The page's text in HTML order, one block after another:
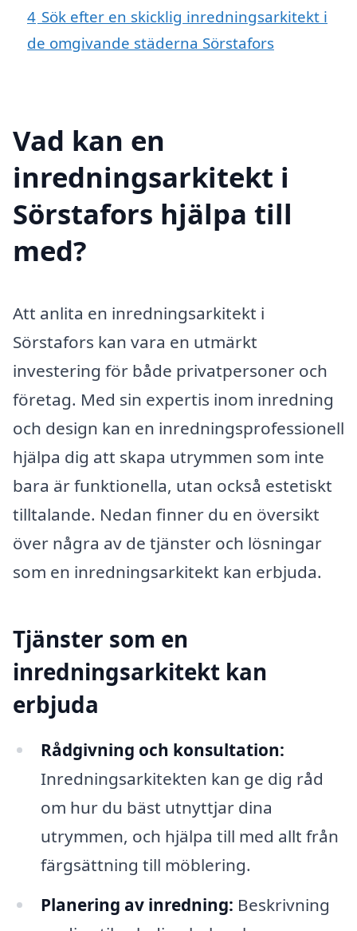
4 Sök efter en skicklig inredningsarkitekt i
de omgivande städerna Sörstafors
Vad kan en
inredningsarkitekt i
Sörstafors hjälpa till
med?
Att anlita en inredningsarkitekt i
Sörstafors kan vara en utmärkt
investering för både privatpersoner och
företag. Med sin expertis inom inredning
och design kan en inredningsprofessionell
hjälpa dig att skapa utrymmen som inte
bara är funktionella, utan också estetiskt
tilltalande. Nedan finner du en översikt
över några av de tjänster och lösningar
som en inredningsarkitekt kan erbjuda.
Tjänster som en
inredningsarkitekt kan
erbjuda
Rådgivning och konsultation:
Inredningsarkitekten kan ge dig råd
om hur du bäst utnyttjar dina
utrymmen, och hjälpa till med allt från
färgsättning till möblering.
Planering av inredning: Beskrivning